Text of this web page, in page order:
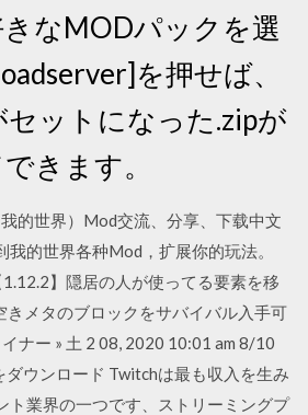
なMODパックを選
を押せば、
ットになった.zipが
きます。
的世界）Mod交流、分享、下载中文
的世界各种Mod，扩展你的玩法。
】隠居の人が使ってる要素を移
きメタのブロックをサバイバル入手可
ナー » 土 2 08, 2020 10:01 am 8/10
ウンロード Twitchは最も収入を生み
ト業界の一つです、ストリーミングプ